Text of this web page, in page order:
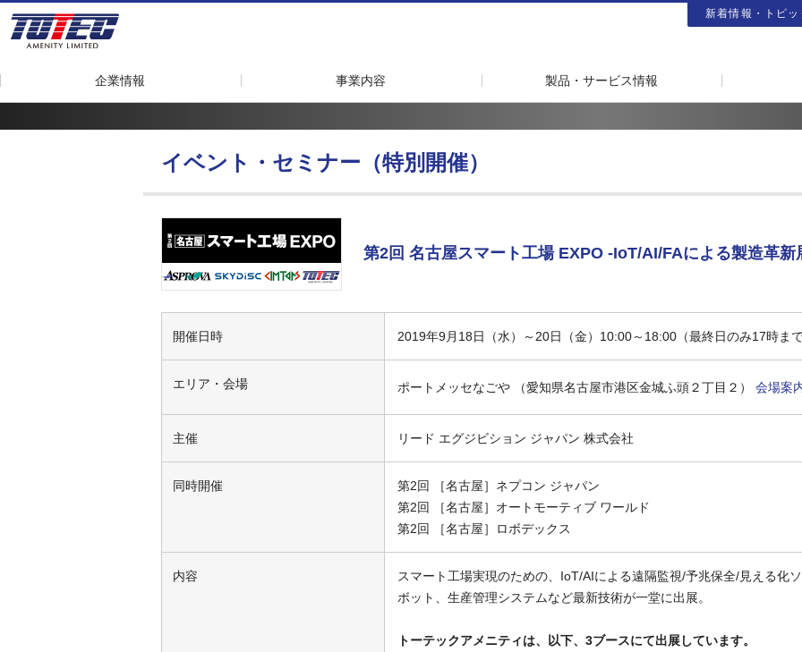
企業情報 事業内容 製品・サービス情報
新着情報・トピッ
イベント・セミナー（特別開催）
第2回 名古屋スマート工場 EXPO -IoT/AI/FAによる製造革新
開催日時 2019年9月18日（水）～20日（金）10:00～18:00（最終日のみ17時まで
エリア・会場 ポートメッセなごや （愛知県名古屋市港区金城ふ頭２丁目２）会場案
主催 リード エグジビション ジャパン 株式会社
同時開催
第2回 ［名古屋］ネプコン ジャパン
第2回 ［名古屋］オートモーティブ ワールド
第2回 ［名古屋］ロボデックス
内容
スマート工場実現のための、IoT/AIによる遠隔監視/予兆保全/見える化
ボット、生産管理システムなど最新技術が一堂に出展。
トーテックアメニティは、以下、3ブースにて出展しています。